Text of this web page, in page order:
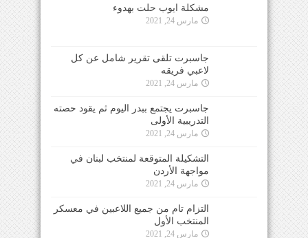
مشكلة ايوب حلت بهدوء
مارس 24, 2021
جاسبرت تلقى تقرير شامل عن كل
لاعبي فريقه
مارس 24, 2021
جاسبرت يجتمع ببدر اليوم ثم يقود حصته
التدريبية الأولى
مارس 24, 2021
التشكيلة المتوقعة لمنتخب لبنان في
مواجهة الأردن
مارس 24, 2021
التزام تام من جميع اللاعبين في معسكر
المنتخب الأول
مارس 24, 2021